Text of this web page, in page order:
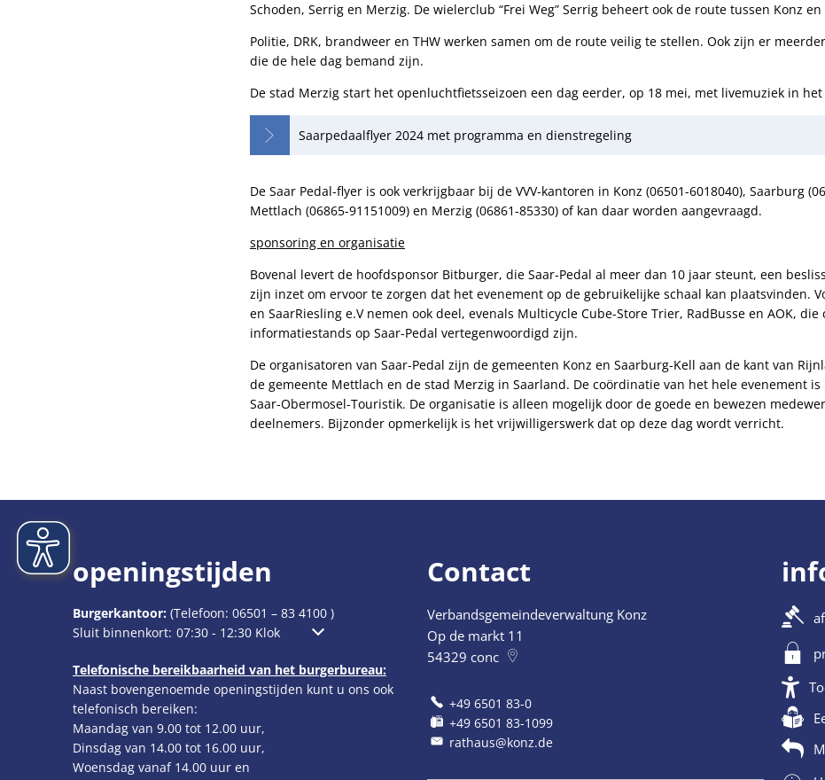
Schoden, Serrig en Merzig. De wielerclub “Frei Weg” Serrig beheert ook de route tussen Konz
Politie, DRK, brandweer en THW werken samen om de route veilig te stellen. Ook zijn er
die de hele dag bemand zijn.
De stad Merzig start het openluchtfietsseizoen een dag eerder, op 18 mei, met livemuziek in
Saarpedaalflyer 2024 met programma en dienstregeling
De Saar Pedal-flyer is ook verkrijgbaar bij de VVV-kantoren in Konz (06501-6018040), Saarburg
Mettlach (06865-91151009) en Merzig (06861-85330) of kan daar worden aangevraagd.
sponsoring en organisatie
Bovenal levert de hoofdsponsor Bitburger, die Saar-Pedal al meer dan 10 jaar steunt, een
zijn inzet om ervoor te zorgen dat het evenement op de gebruikelijke schaal kan plaatsvinden.
en SaarRiesling e.V nemen ook deel, evenals Multicycle Cube-Store Trier, RadBusse en AOK, die
informatiestands op Saar-Pedal vertegenwoordigd zijn.
De organisatoren van Saar-Pedal zijn de gemeenten Konz en Saarburg-Kell aan de kant van
de gemeente Mettlach en de stad Merzig in Saarland. De coördinatie van het hele evenement
Saar-Obermosel-Touristik. De organisatie is alleen mogelijk door de goede en bewezen
deelnemers. Bijzonder opmerkelijk is het vrijwilligerswerk dat op deze dag wordt verricht.
openingstijden
Burgerkantoor: (Telefoon: 06501 – 83 4100 )
Klik om extra openings- of sluitingstijden te verbergen
Sluit binnenkort: 07:30 - 12:30 Klok Van 7:30 uur tot 12:30 uur
Telefonische bereikbaarheid van het burgerbureau:
Naast bovengenoemde openingstijden kunt u ons ook
telefonisch bereiken:
Maandag van 9.00 tot 12.00 uur,
Dinsdag van 14.00 tot 16.00 uur,
Woensdag vanaf 14.00 uur en
Contact
Verbandsgemeindeverwaltung Konz
Op de markt 11
54329 conc
+49 6501 83-0
+49 6501 83-1099
rathaus@konz.de